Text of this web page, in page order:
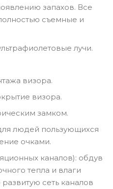
запахов. Все
съемные и
лучи.
визора.
визора.
замком.
людей пользующихся
очками.
каналов): обдув
тепла и влаги
сеть каналов